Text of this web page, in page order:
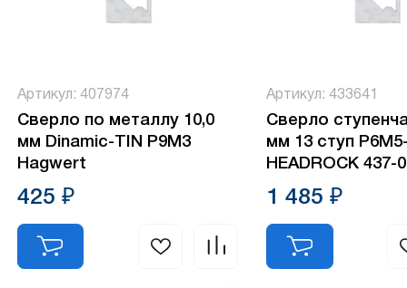
Артикул: 407974
Сверло по металлу 10,0
мм Dinamic-TIN P9M3
Hagwert
425 ₽
Артикул: 433641
Сверло
мм 13 ступ
HEADROCK 437-
1 485 ₽